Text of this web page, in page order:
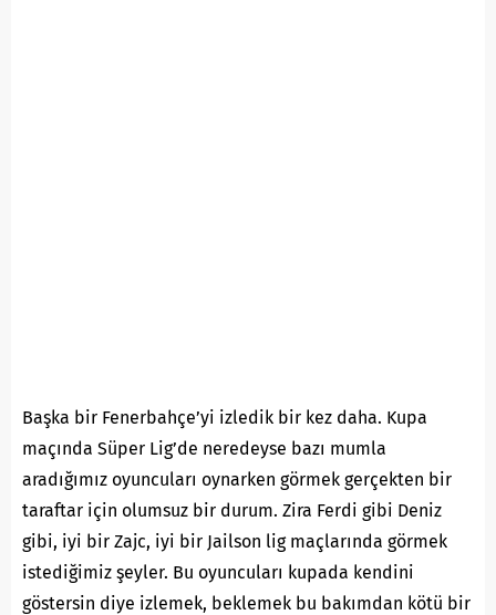
Başka bir Fenerbahçe’yi izledik bir kez daha. Kupa
maçında Süper Lig’de neredeyse bazı mumla
aradığımız oyuncuları oynarken görmek gerçekten bir
taraftar için olumsuz bir durum. Zira Ferdi gibi Deniz
gibi, iyi bir Zajc, iyi bir Jailson lig maçlarında görmek
istediğimiz şeyler. Bu oyuncuları kupada kendini
göstersin diye izlemek, beklemek bu bakımdan kötü bir